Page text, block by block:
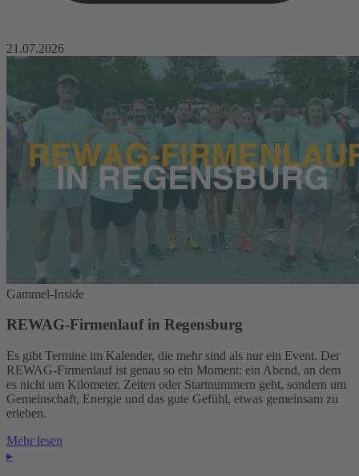
21.07.2026
Gammel-Inside
REWAG-Firmenlauf in Regensburg
Es gibt Termine im Kalender, die mehr sind als nur ein Event. Der
REWAG-Firmenlauf ist genau so ein Moment: ein Abend, an dem
es nicht um Kilometer, Zeiten oder Startnummern geht, sondern um
Gemeinschaft, Energie und das gute Gefühl, etwas gemeinsam zu
erleben.
Mehr lesen
▸